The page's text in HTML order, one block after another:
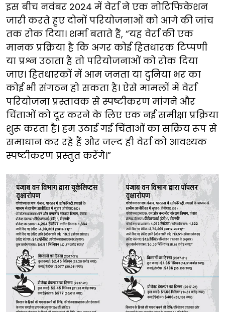
इस बीच नवंबर 2024 में वेर्रा ने एक नोटिफिकेशन
जारी करते हुए दोनों परियोजनाओं को आगे की जांच
तक रोक दिया। शर्मा बताते हैं, “यह वेर्रा की एक
मानक प्रक्रिया है कि अगर कोई हितधारक टिप्पणी
या प्रश्न उठाता है तो परियोजनाओं को रोक दिया
जाए। हितधारकों में आम जनता या दुनिया भर का
कोई भी संगठन हो सकता है। ऐसे मामलों में वेर्रा
परियोजना प्रस्तावक से स्पष्टीकरण मांगने और
चिंताओं को दूर करने के लिए एक नई समीक्षा प्रक्रिया
शुरू करता है। हम उठाई गई चिंताओं का सक्रिय रूप से
समाधान कर रहे हैं और जल्द ही वेर्रा को आवश्यक
स्पष्टीकरण प्रस्तुत करेंगे।”